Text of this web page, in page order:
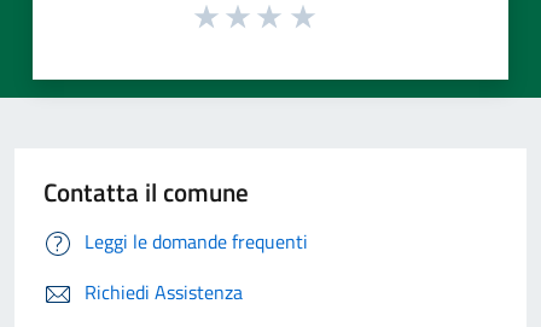
Contatta il comune
Leggi le domande frequenti
Richiedi Assistenza